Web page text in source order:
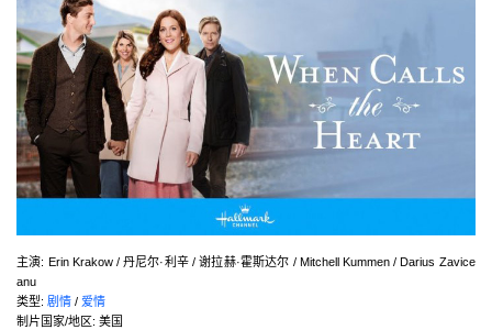
主演: Erin Krakow / 丹尼尔·利辛 / 谢拉赫·霍斯达尔 / Mitchell Kummen / Darius Zavice
anu
类型: 剧情 / 爱情
制片国家/地区: 美国